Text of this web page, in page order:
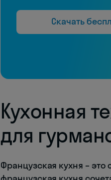
Скачать
Кухонная
для
Французская кухня –